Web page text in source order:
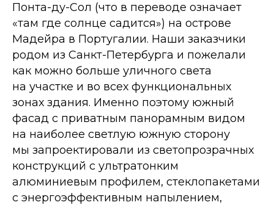
Понта-ду-Сол (что в переводе означает
«там где солнце садится») на острове
Мадейра в Португалии. Наши заказчики
родом из Санкт-Петербурга и пожелали
как можно больше уличного света
на участке и во всех функциональных
зонах здания. Именно поэтому южный
фасад с приватным панорамным видом
на наиболее светлую южную сторону
мы запроектировали из светопрозрачных
конструкций с ультратонким
алюминиевым профилем, стеклопакетами
с энергоэффективным напылением,